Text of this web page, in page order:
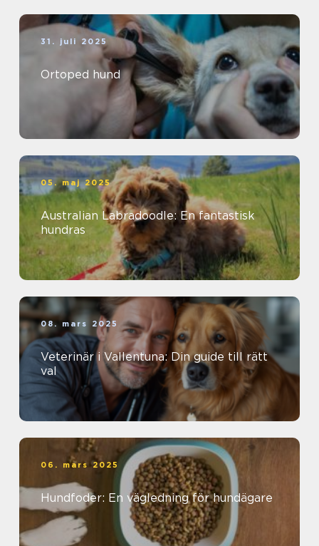
31. juli 2025
Ortoped hund
05. maj 2025
Australian Labradoodle: En fantastisk
hundras
08. mars 2025
Veterinär i Vallentuna: Din guide till rätt
val
06. mars 2025
Hundfoder: En vägledning för hundägare